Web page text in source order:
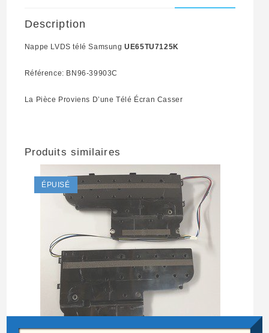
Description
Nappe LVDS télé SamsungUE65TU7125K
Référence: BN96-39903C
La Pièce Proviens D’une Télé Écran Casser
Produits similaires
ÉPUISÉ